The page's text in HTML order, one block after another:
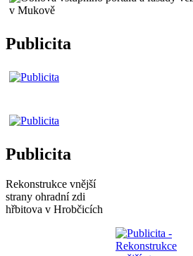
Publicita
Publicita
Rekonstrukce vnější
strany ohradní zdi
hřbitova v Hrobčicích